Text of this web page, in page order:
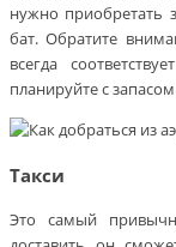
нужно приобретать
бат. Обратите
всегда
планируйте с
Такси
Это самый